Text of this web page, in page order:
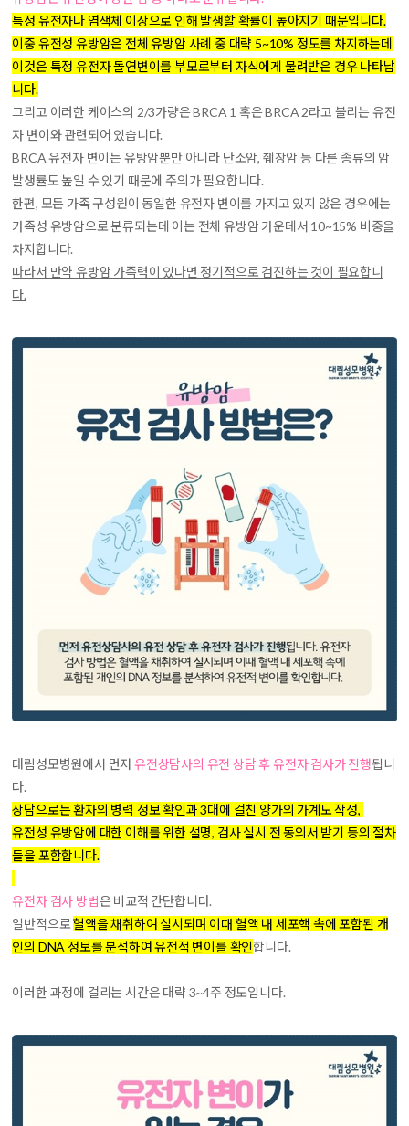
특정 유전자나 염색체 이상으로 인해 발생할 확률이 높아지기 때문입니다.
이중 유전성 유방암은 전체 유방암 사례 중 대략 5~10% 정도를 차지하는데
이것은 특정 유전자 돌연변이를 부모로부터 자식에게 물려받은 경우 나타납
니다.
그리고 이러한 케이스의 2/3가량은 BRCA 1 혹은 BRCA 2라고 불리는 유전
자 변이와 관련되어 있습니다.
BRCA 유전자 변이는 유방암뿐만 아니라 난소암, 췌장암 등 다른 종류의 암
발생률도 높일 수 있기 때문에 주의가 필요합니다.
한편, 모든 가족 구성원이 동일한 유전자 변이를 가지고 있지 않은 경우에는
가족성 유방암으로 분류되는데 이는 전체 유방암 가운데서 10~15% 비중을
차지합니다.
따라서 만약 유방암 가족력이 있다면 정기적으로 검진하는 것이 필요합니
다.
대림성모병원에서 먼저 유전상담사의 유전 상담 후 유전자 검사가 진행됩니
다.
상담으로는 환자의 병력 정보 확인과 3대에 걸친 양가의 가계도 작성,
유전성 유방암에 대한 이해를 위한 설명, 검사 실시 전 동의서 받기 등의 절차
들을 포함합니다.
유전자 검사 방법은 비교적 간단합니다.
일반적으로혈액을 채취하여 실시되며 이때 혈액 내 세포핵 속에 포함된 개
인의 DNA 정보를 분석하여 유전적 변이를 확인합니다.
이러한 과정에 걸리는 시간은 대략 3~4주 정도입니다.